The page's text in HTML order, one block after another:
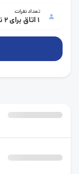
تعداد نفرات
1 اتاق برای 2 نفر